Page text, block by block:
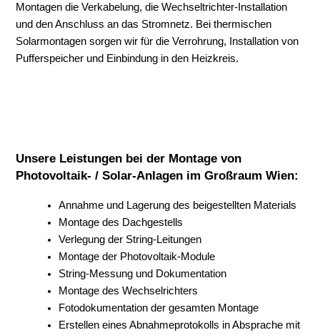
Montagen die Verkabelung, die Wechseltrichter-Installation
und den Anschluss an das Stromnetz. Bei thermischen
Solarmontagen sorgen wir für die Verrohrung, Installation von
Pufferspeicher und Einbindung in den Heizkreis.
Unsere Leistungen bei der Montage von
Photovoltaik- / Solar-Anlagen im Großraum Wien:
Annahme und Lagerung des beigestellten Materials
Montage des Dachgestells
Verlegung der String-Leitungen
Montage der Photovoltaik-Module
String-Messung und Dokumentation
Montage des Wechselrichters
Fotodokumentation der gesamten Montage
Erstellen eines Abnahmeprotokolls in Absprache mit